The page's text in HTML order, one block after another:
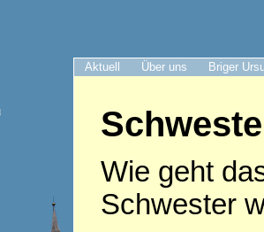
Aktuell Über uns Briger
Wie geht
Schwester